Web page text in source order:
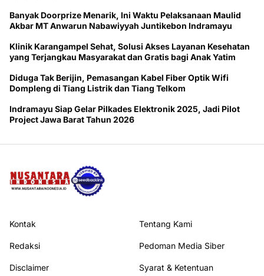
Banyak Doorprize Menarik, Ini Waktu Pelaksanaan Maulid
Akbar MT Anwarun Nabawiyyah Juntikebon Indramayu
Klinik Karangampel Sehat, Solusi Akses Layanan Kesehatan
yang Terjangkau Masyarakat dan Gratis bagi Anak Yatim
Diduga Tak Berijin, Pemasangan Kabel Fiber Optik Wifi
Dompleng di Tiang Listrik dan Tiang Telkom
Indramayu Siap Gelar Pilkades Elektronik 2025, Jadi Pilot
Project Jawa Barat Tahun 2026
Kontak Tentang Kami
Redaksi Pedoman Media Siber
Disclaimer Syarat & Ketentuan